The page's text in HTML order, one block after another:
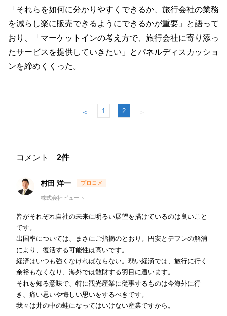
「それらを如何に分かりやすくできるか、旅行会社の業務
を減らし楽に販売できるようにできるかが重要」と語って
おり、「マーケットインの考え方で、旅行会社に寄り添っ
たサービスを提供していきたい」とパネルディスカッショ
ンを締めくくった。
＜ 1 2 ＞
コメント 2件
村田 洋一
株式会社ビュート
皆がそれぞれ自社の未来に明るい展望を描けているのは良いこと
です。
出国率については、まさにご指摘のとおり。円安とデフレの解消
により、復活する可能性は高いです。
経済はいつも強くなければならない。弱い経済では、旅行に行く
余裕もなくなり、海外では散財する羽目に遭います。
それを知る意味で、特に観光産業に従事するものは今海外に行
き、痛い思いや悔しい思いをするべきです。
我々は井の中の蛙になってはいけない産業ですから。